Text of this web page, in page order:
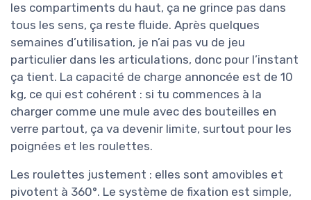
les compartiments du haut, ça ne grince pas dans
tous les sens, ça reste fluide. Après quelques
semaines d’utilisation, je n’ai pas vu de jeu
particulier dans les articulations, donc pour l’instant
ça tient. La capacité de charge annoncée est de 10
kg, ce qui est cohérent : si tu commences à la
charger comme une mule avec des bouteilles en
verre partout, ça va devenir limite, surtout pour les
poignées et les roulettes.
Les roulettes justement : elles sont amovibles et
pivotent à 360°. Le système de fixation est simple,